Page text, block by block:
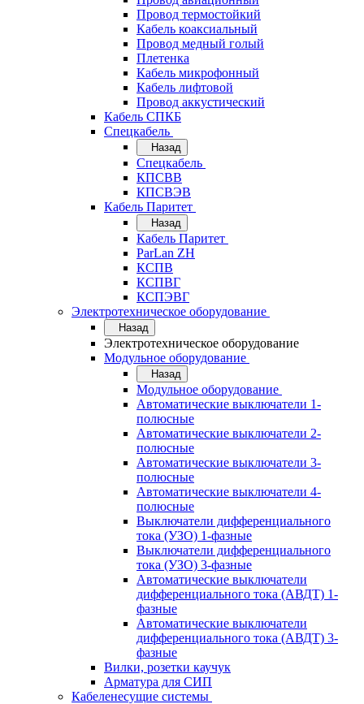
Провод термостойкий
Кабель коаксиальный
Провод медный голый
Плетенка
Кабель микрофонный
Кабель лифтовой
Провод аккустический
Кабель СПКБ
Спецкабель
Назад
Спецкабель
КПСВВ
КПСВЭВ
Кабель Паритет
Назад
Кабель Паритет
ParLan ZH
КСПВ
КСПВГ
КСПЭВГ
Электротехническое оборудование
Назад
Электротехническое оборудование
Модульное оборудование
Назад
Модульное оборудование
Автоматические выключатели 1-
полюсные
Автоматические выключатели 2-
полюсные
Автоматические выключатели 3-
полюсные
Автоматические выключатели 4-
полюсные
Выключатели дифференциального
тока (УЗО) 1-фазные
Выключатели дифференциального
тока (УЗО) 3-фазные
Автоматические выключатели
дифференциального тока (АВДТ) 1-
фазные
Автоматические выключатели
дифференциального тока (АВДТ) 3-
фазные
Вилки, розетки каучук
Арматура для СИП
Кабеленесущие системы